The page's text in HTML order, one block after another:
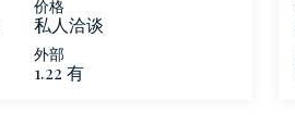
私人洽谈
外部
1.22 有